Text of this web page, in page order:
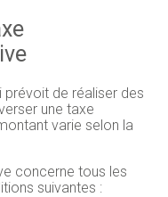
prévoit de réaliser des
une taxe
varie selon la
concerne tous les
suivantes :